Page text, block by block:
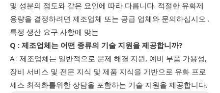
및 성분의 점도와 같은 요인에 따라 다릅니다. 적절한 유화제
용량을 결정하려면 제조업체 또는 공급 업체와 문의하십시오 .
특정 생산 요구 사항에 맞는
Q : 제조업체는 어떤 종류의 기술 지원을 제공합니까?
A : 제조업체는 일반적으로 문제 해결 지원, 예비 부품 가용성,
장비 서비스 및 전문 지식 및 제품 지식을 기반으로 유화 프로
세스 최적화를위한 상담을 포함하는 기술 지원을 제공합니다.